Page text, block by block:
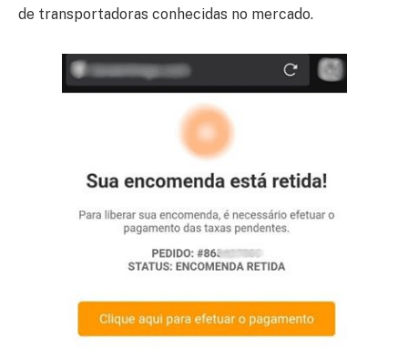
de transportadoras conhecidas no mercado.